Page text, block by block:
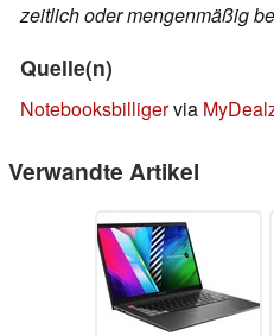
zeitlich oder mengenmäßig
Quelle(n)
Notebooksbilligervia
Verwandte Artikel